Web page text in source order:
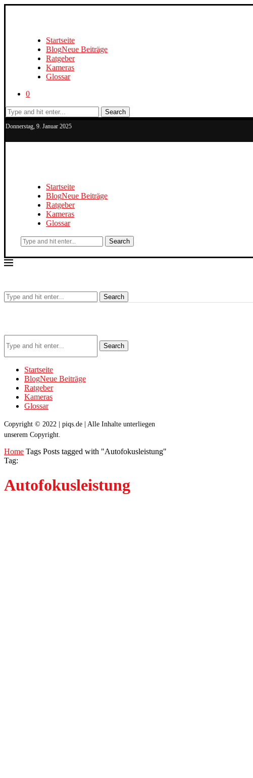
Startseite
BlogNeue Beiträge
Ratgeber
Kameras
Glossar
0
Search
Donnerstag, 9. Januar 2025
Startseite
BlogNeue Beiträge
Ratgeber
Kameras
Glossar
Search
Search
Search
Startseite
BlogNeue Beiträge
Ratgeber
Kameras
Glossar
Copyright © 2022 | piqs.de | Alle Inhalte unterliegen
unserem Copyright.
Home Tags Posts tagged with "Autofokusleistung"
Tag:
Autofokusleistung